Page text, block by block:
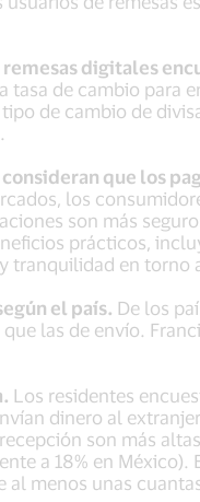
digitales
tasa de cambio para
de cambio de
que los
los
son más
prácticos,
en torno
el país. De los
las de envío.
Los residentes
dinero al
son más
a 18% en México).
menos unas